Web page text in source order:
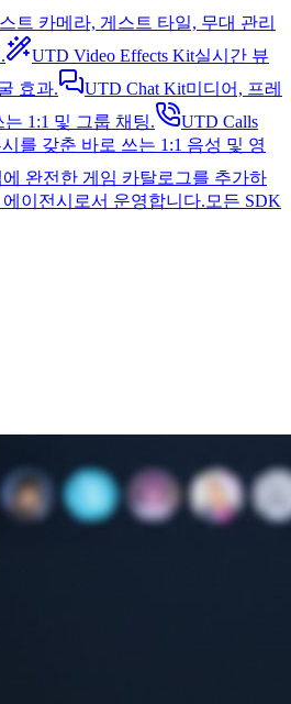
트 카메라, 게스트 타일, 무대 관리
UTD Video Effects Kit실시간 뷰
효과.
UTD Chat Kit미디어, 프레
1:1 및 그룹 채팅.
UTD Calls
를 갖춘 바로 쓰는 1:1 음성 및 영
에 완전한 게임 카탈로그를 추가하
이전시로서 운영합니다. 모든 SDK